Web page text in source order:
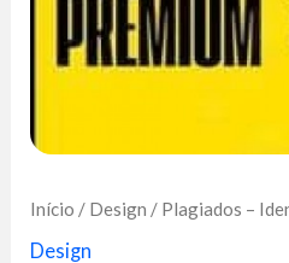
Início / Design / Plagiados –
Design